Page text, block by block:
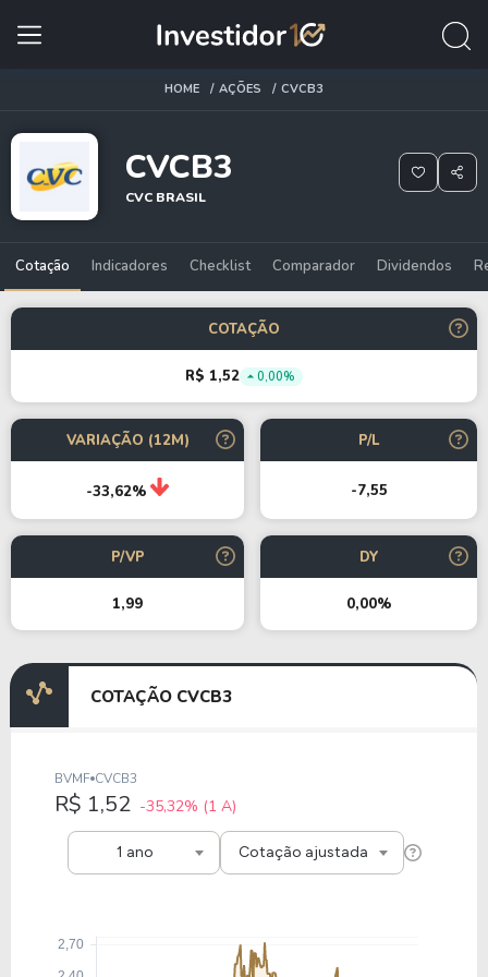
HOME AÇÕES CVCB3
CVCB3
CVC BRASIL
Cotação Indicadores Checklist Comparador Dividendos
COTAÇÃO
R$ 1,52 0,00%
VARIAÇÃO (12M)
-33,62%
P/L
-7,55
P/VP
1,99
DY
0,00%
COTAÇÃO CVCB3
1 ano
BVMF CVCB3
R$ 1,52 -35,32% (1 A)
Cotação ajustada